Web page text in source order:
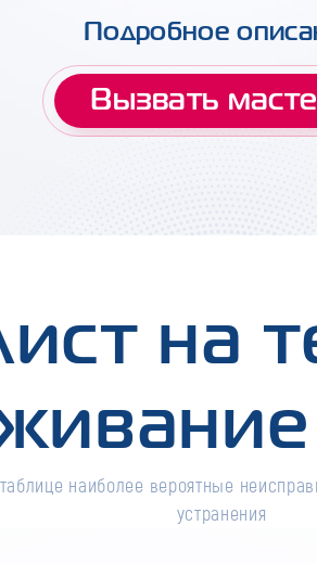
Подробное
Вызвать
на
наиболее вероятные
устранения